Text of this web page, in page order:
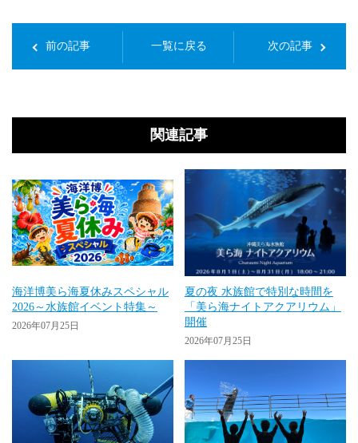
前の記事 一覧に戻る 次の記事
関連記事
海洋博美ら海夏休みスペシャル
2026～水族館イベント特集～
2026年07月25日
夏の夜 水族館で特別な時間を
「美ら海ナイトアクアリウム」
開催
2026年07月25日